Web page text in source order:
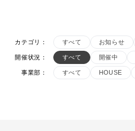
カテゴリ ： すべて お知らせ
開催状況 ： すべて 開催中
事業部 ： すべて HOUSE